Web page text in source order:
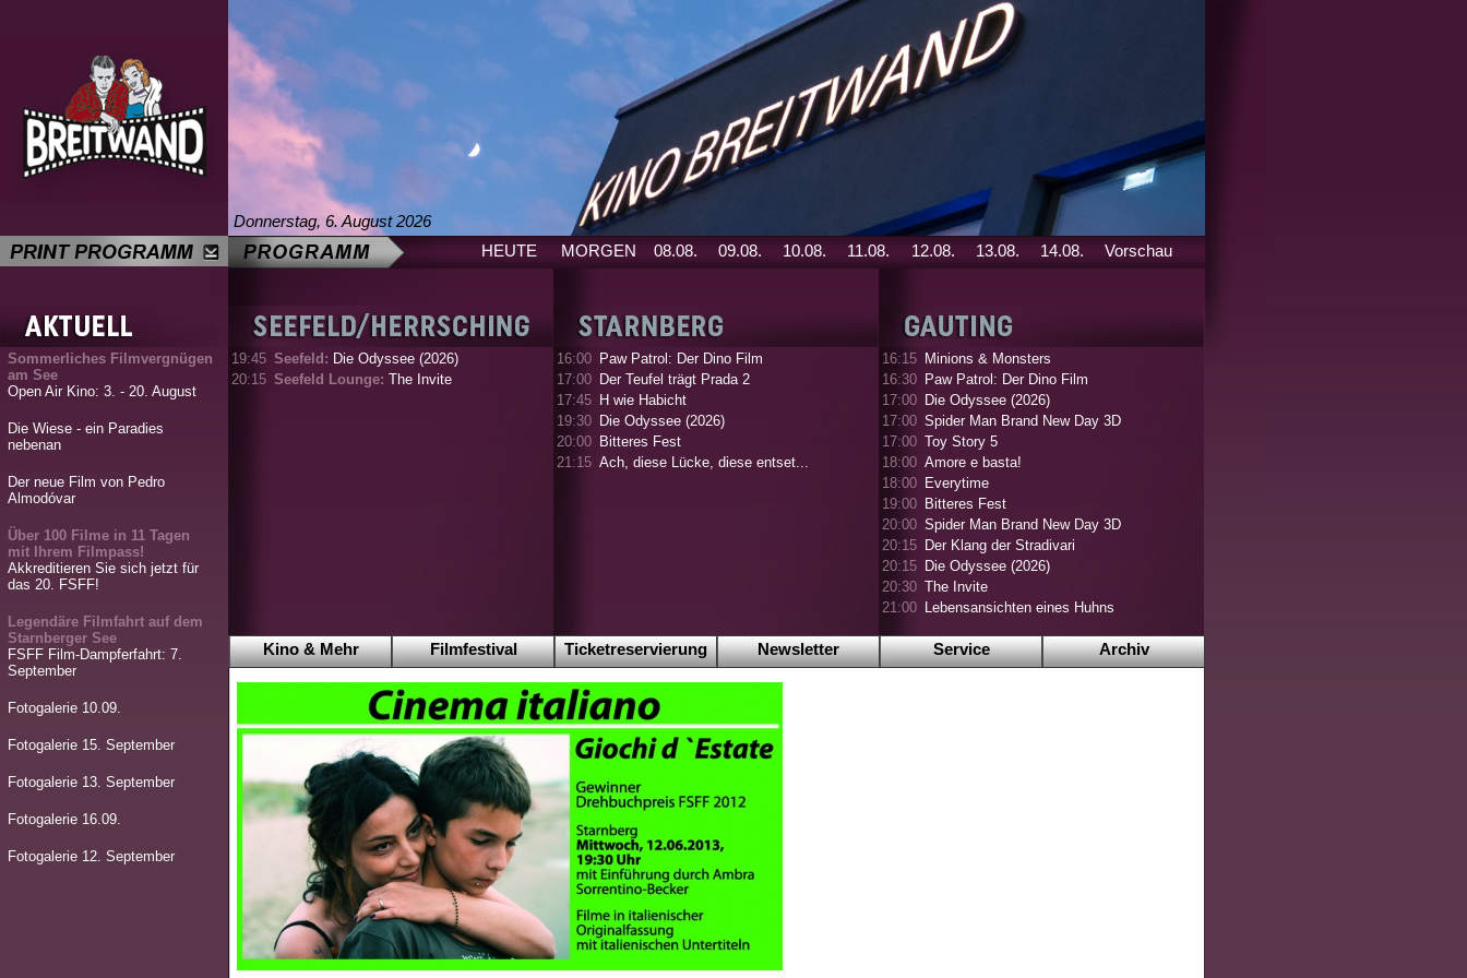
Donnerstag, 6. August 2026
HEUTE
MORGEN 08.08. 09.08. 10.08. 11.08. 12.08. 13.08. 14.08. Vorschau
Sommerliches Filmvergnügen
am See
Open Air Kino: 3. - 20. August
Die Wiese - ein Paradies
nebenan
Der neue Film von Pedro
Almodóvar
Über 100 Filme in 11 Tagen
mit Ihrem Filmpass!
Akkreditieren Sie sich jetzt für
das 20. FSFF!
Legendäre Filmfahrt auf dem
Starnberger See
FSFF Film-Dampferfahrt: 7.
September
Fotogalerie 10.09.
Fotogalerie 15. September
Fotogalerie 13. September
Fotogalerie 16.09.
Fotogalerie 12. September
19:45 Seefeld: Die Odyssee (2026)
20:15 Seefeld Lounge: The Invite
16:00 Paw Patrol: Der Dino Film
17:00 Der Teufel trägt Prada 2
17:45 H wie Habicht
19:30 Die Odyssee (2026)
20:00 Bitteres Fest
21:15 Ach, diese Lücke, diese entset...
16:15 Minions & Monsters
16:30 Paw Patrol: Der Dino Film
17:00 Die Odyssee (2026)
17:00 Spider Man Brand New Day 3D
17:00 Toy Story 5
18:00 Amore e basta!
18:00 Everytime
19:00 Bitteres Fest
20:00 Spider Man Brand New Day 3D
20:15 Der Klang der Stradivari
20:15 Die Odyssee (2026)
20:30 The Invite
21:00 Lebensansichten eines Huhns
Kino & Mehr Filmfestival Ticketreservierung Newsletter Service Archiv